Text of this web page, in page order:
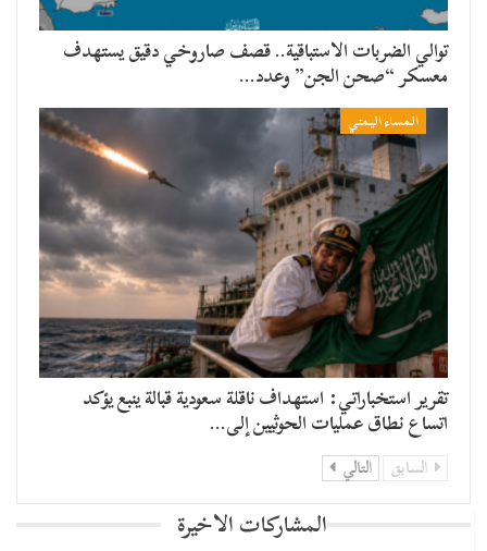
توالي الضربات الاستباقية.. قصف صاروخي دقيق يستهدف
معسكر “صحن الجن” وعدد…
المساء اليمني
تقرير استخباراتي: استهداف ناقلة سعودية قبالة ينبع يؤكد
اتساع نطاق عمليات الحوثيين إلى…
السابق التالي
المشاركات الاخيرة